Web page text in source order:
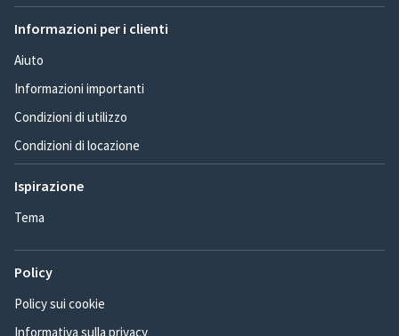
Informazioni per i clienti
Aiuto
Informazioni importanti
Condizioni di utilizzo
Condizioni di locazione
Ispirazione
Tema
Policy
Policy sui cookie
Informativa sulla privacy